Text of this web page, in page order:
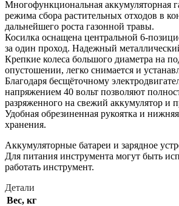
Многофункциональная аккумуляторная
режима сбора растительных отходов в
дальнейшего роста газонной травы.
Косилка оснащена центральной 6-
за один проход. Надежный
Крепкие колеса большого диаметра на
опустошении, легко снимается и
Благодаря бесщёточному
напряжением 40 вольт позволяют
разряженного на свежий аккумулятор и
Удобная обрезиненная рукоятка и
хранения.
Аккумуляторные батареи и зарядное
Для питания инструмента могут быть
работать инструмент.
Детали
Вес, кг